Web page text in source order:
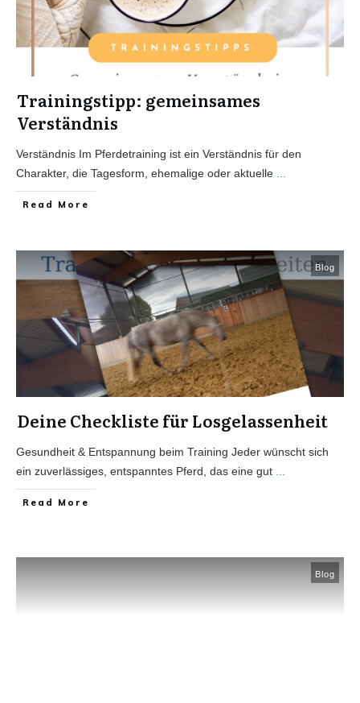
Trainingstipp: gemeinsames
Verständnis
Verständnis Im Pferdetraining ist ein Verständnis für den
Charakter, die Tagesform, ehemalige oder aktuelle ...
Read More
Blog
Deine Checkliste für Losgelassenheit
Gesundheit & Entspannung beim Training Jeder wünscht sich
ein zuverlässiges, entspanntes Pferd, das eine gut ...
Read More
Blog